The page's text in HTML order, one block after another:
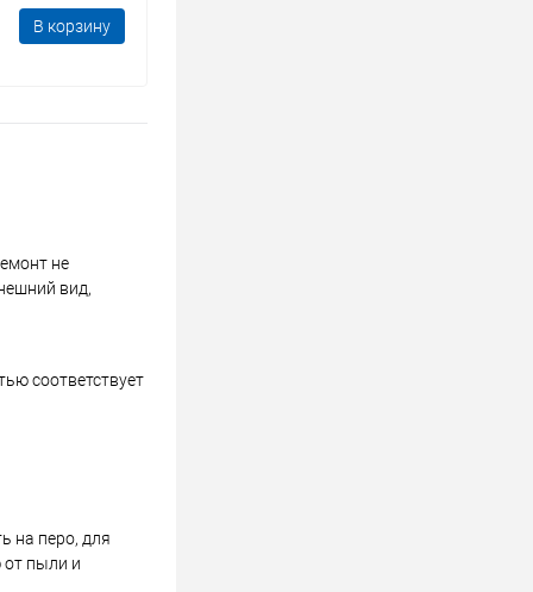
В корзину
не
вид,
соответствует
на перо, для
от пыли и